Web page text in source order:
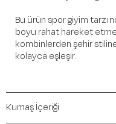
Bu ürün spor giyim
boyu rahat hareket
kombinlerden şehir
kolayca eşleşir.
Marka:
Renk:Siyah
Kumaş İçeriği